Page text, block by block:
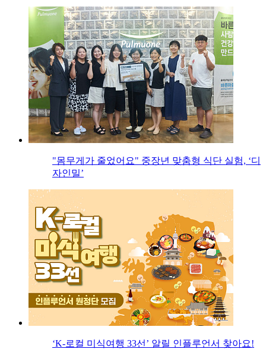
"몸무게가 줄었어요" 중장년 맞춤형 식단 실험, ‘디
자인밀’
‘K-로컬 미식여행 33선’ 알릴 인플루언서 찾아요!